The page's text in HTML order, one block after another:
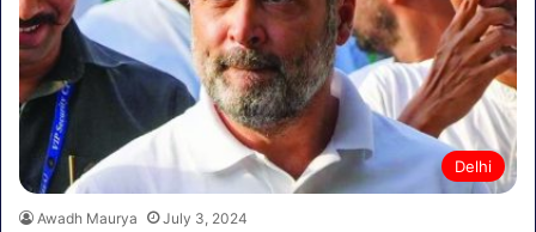
Delhi
Awadh Maurya July 3, 2024